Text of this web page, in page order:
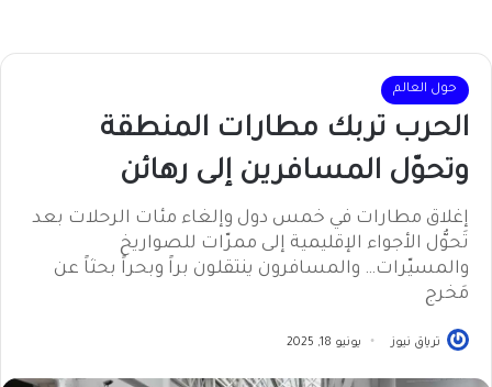
حول العالم
الحرب تربك مطارات المنطقة
وتحوّل المسافرين إلى رهائن
إغلاق مطارات في خمس دول وإلغاء مئات الرحلات بعد
تَحوُّل الأجواء الإقليمية إلى ممرّات للصواريخ
والمسيّرات… والمسافرون ينتقلون براً وبحراً بحثاً عن
مَخرج
ترياق نيوز يونيو 18, 2025